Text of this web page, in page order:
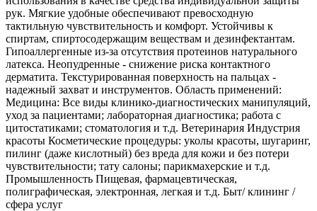
рук. Мягкие удобные обеспечивают превосходную
тактильную чувствительность и комфорт. Устойчивы к
спиртам, спиртосодержащим веществам и дезинфектантам.
Гипоаллергенные из-за отсутствия протеинов натурального
латекса. Неопудренные - снижение риска контактного
дерматита. Текстурированная поверхность на пальцах -
надежный захват и инструментов. Область применений:
Медицина: Все виды клинико-диагностических манипуляций,
уход за пациентами; лабораторная диагностика; работа с
цитостатиками; стоматология и т.д. Ветеринария Индустрия
красоты Косметические процедуры: уколы красоты, шугаринг,
пилинг (даже кислотный) без вреда для кожи и без потери
чувствительности; тату салоны; парикмахерские и т.д.
Промышленность Пищевая, фармацевтическая,
полиграфическая, электронная, легкая и т.д. Быт/ клининг /
сфера услуг